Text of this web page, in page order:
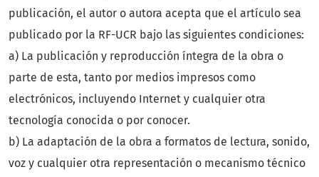
publicación, el autor o autora acepta que el artículo sea
publicado por la RF-UCR bajo las siguientes condiciones:
a) La publicación y reproducción íntegra de la obra o
parte de esta, tanto por medios impresos como
electrónicos, incluyendo Internet y cualquier otra
tecnología conocida o por conocer.
b) La adaptación de la obra a formatos de lectura, sonido,
voz y cualquier otra representación o mecanismo técnico